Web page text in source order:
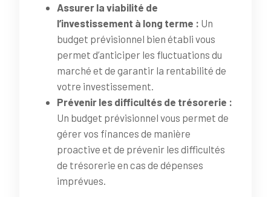
Assurer la viabilité de
l’investissement à long terme : Un
budget prévisionnel bien établi vous
permet d’anticiper les fluctuations du
marché et de garantir la rentabilité de
votre investissement.
Prévenir les difficultés de trésorerie :
Un budget prévisionnel vous permet de
gérer vos finances de manière
proactive et de prévenir les difficultés
de trésorerie en cas de dépenses
imprévues.